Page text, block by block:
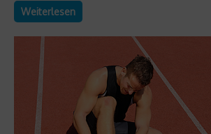
Weiterlesen